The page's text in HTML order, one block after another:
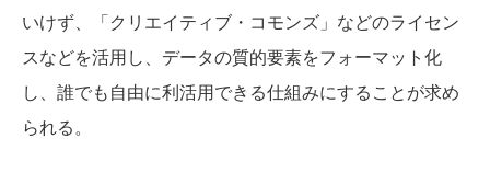
いけず、「クリエイティブ・コモンズ」などのライセン
スなどを活用し、データの質的要素をフォーマット化
し、誰でも自由に利活用できる仕組みにすることが求め
られる。